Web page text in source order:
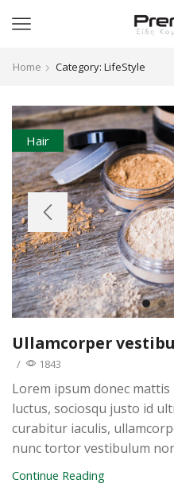
Home Category: LifeStyle
Hair
Ullamcorper
/ 1843
Lorem ipsum donec
luctus, sociosqu justo id
curabitur iaculis,
nunc tortor vestibulum
Continue Reading